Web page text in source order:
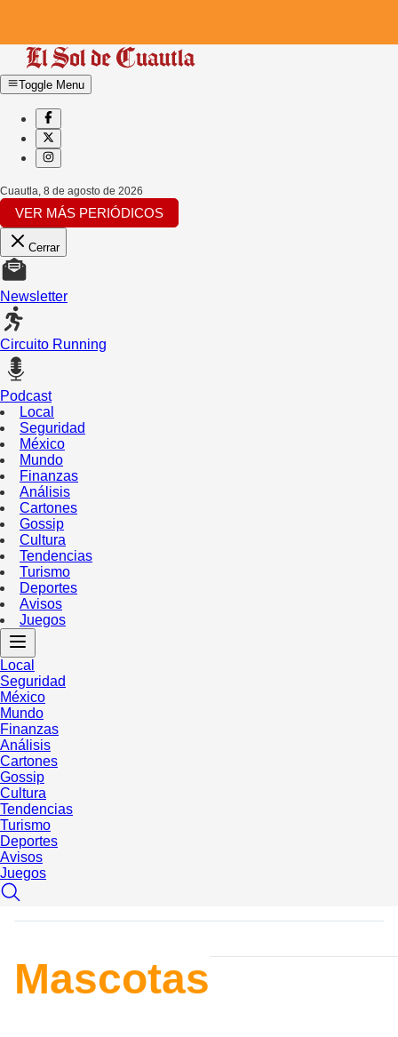
Toggle Menu
Cuautla, 8 de agosto de 2026
VER MÁS PERIÓDICOS
Cerrar
Newsletter
Circuito Running
Podcast
Local
Seguridad
México
Mundo
Finanzas
Análisis
Cartones
Gossip
Cultura
Tendencias
Turismo
Deportes
Avisos
Juegos
Local
Seguridad
México
Mundo
Finanzas
Análisis
Cartones
Gossip
Cultura
Tendencias
Turismo
Deportes
Avisos
Juegos
Mascotas